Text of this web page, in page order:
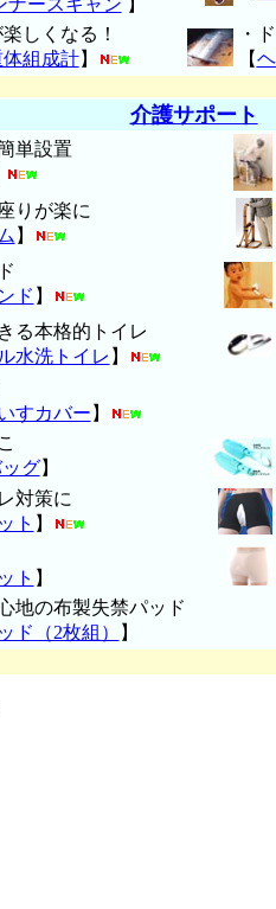
ナースキャン 】
しくなる！
組成計】
・
【
介護サポート
単設置
りが楽に
】
ド 】
る本格的トイレ
水洗トイレ 】
すカバー 】
グ】
対策に
ト 】
ト 】
地の布製失禁パッ ド
ド（2枚組） 】